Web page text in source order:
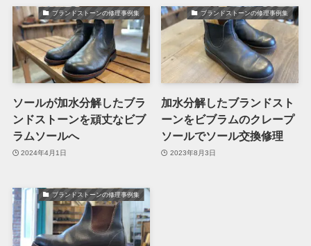
ブランドストーンの修理事例集
ソールが加水分解したブラ
ンドストーンを頑丈なビブ
ラムソールへ
2024年4月1日
ブランドストーンの修理事例集
加水分解したブランドスト
ーンをビブラムのクレープ
ソールでソール交換修理
2023年8月3日
ブランドストーンの修理事例集